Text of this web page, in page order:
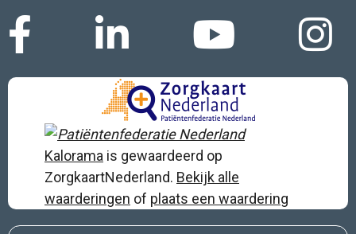
Kalorama is gewaardeerd op
ZorgkaartNederland. Bekijk alle
waarderingen of plaats een waardering